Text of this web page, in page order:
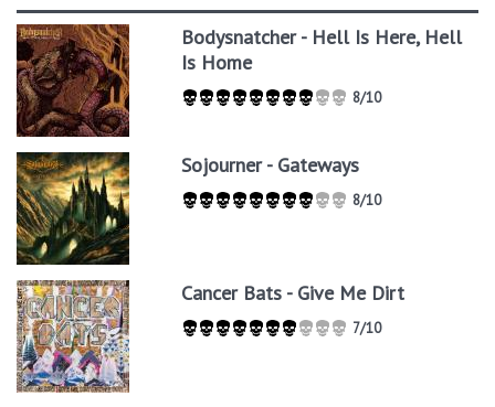
Bodysnatcher - Hell Is Here, Hell
Is Home
8/10
Sojourner - Gateways
8/10
Cancer Bats - Give Me Dirt
7/10